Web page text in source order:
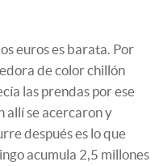
euros es barata. Por
de color chillón
las prendas por ese
allí se acercaron y
después es lo que
acumula 2,5 millones